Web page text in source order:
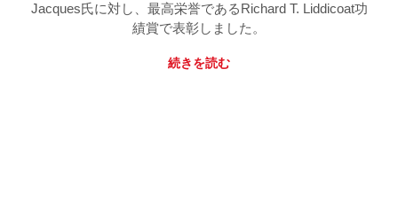
Jacques氏に対し、最高栄誉であるRichard T. Liddicoat功
績賞で表彰しました。
続きを読む